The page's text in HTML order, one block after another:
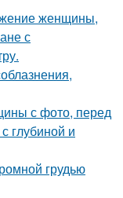
женщины,
с
с фото, перед
глубиной и
грудью